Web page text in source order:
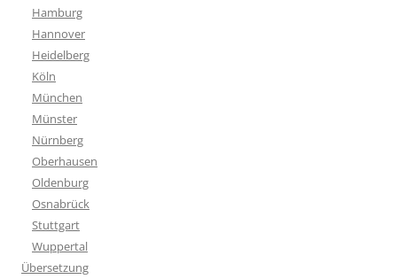
Hamburg
Hannover
Heidelberg
Köln
München
Münster
Nürnberg
Oberhausen
Oldenburg
Osnabrück
Stuttgart
Wuppertal
Übersetzung